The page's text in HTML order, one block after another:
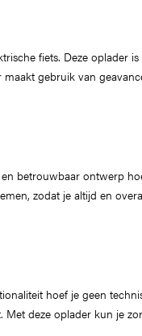
fiets. Deze oplader
gebruik van
betrouwbaar ontwerp
zodat je altijd en
hoef je geen
deze oplader kun je